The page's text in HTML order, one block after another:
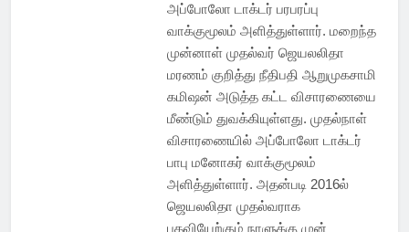
அப்போலோ டாக்டர் பரபரப்பு
வாக்குமூலம் அளித்துள்ளார். மறைந்த
முன்னாள் முதல்வர் ஜெயலலிதா
மரணம் குறித்து நீதிபதி ஆறுமுகசாமி
கமிஷன் அடுத்த கட்ட விசாரணையை
மீண்டும் துவக்கியுள்ளது. முதல்நாள்
விசாரணையில் அப்போலோ டாக்டர்
பாபு மனோகர் வாக்குமூலம்
அளித்துள்ளார். அதன்படி 2016ல்
ஜெயலலிதா முதல்வராக
பதவியேற்கும் நாளுக்கு முன்